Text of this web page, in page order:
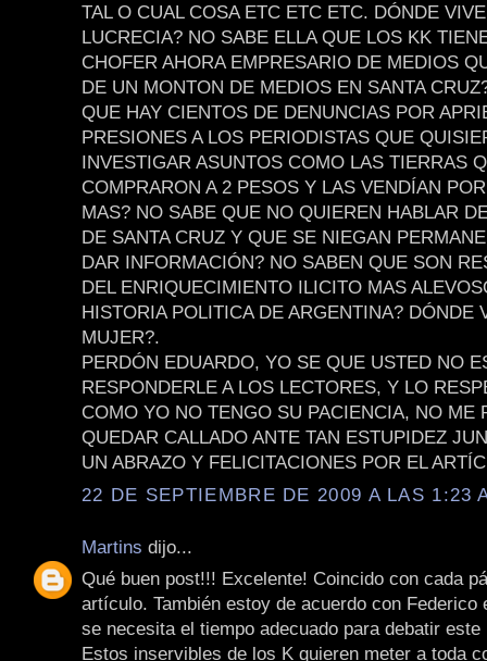
TAL O CUAL COSA ETC ETC ETC. DÓNDE
LUCRECIA? NO SABE ELLA QUE LOS KK
CHOFER AHORA EMPRESARIO DE MEDIOS
DE UN MONTON DE MEDIOS EN SANTA
QUE HAY CIENTOS DE DENUNCIAS POR
PRESIONES A LOS PERIODISTAS QUE
INVESTIGAR ASUNTOS COMO LAS TIERRAS
COMPRARON A 2 PESOS Y LAS VENDÍAN
MAS? NO SABE QUE NO QUIEREN HABLAR
DE SANTA CRUZ Y QUE SE NIEGAN
DAR INFORMACIÓN? NO SABEN QUE SON
DEL ENRIQUECIMIENTO ILICITO MAS
HISTORIA POLITICA DE ARGENTINA? DÓNDE
MUJER?.
PERDÓN EDUARDO, YO SE QUE USTED NO
RESPONDERLE A LOS LECTORES, Y LO
COMO YO NO TENGO SU PACIENCIA, NO ME
QUEDAR CALLADO ANTE TAN ESTUPIDEZ
UN ABRAZO Y FELICITACIONES POR EL
22 DE SEPTIEMBRE DE 2009 A LAS 1:23
Martins dijo...
Qué buen post!!! Excelente! Coincido con cada
artículo. También estoy de acuerdo con Federico
se necesita el tiempo adecuado para debatir este
Estos inservibles de los K quieren meter a toda